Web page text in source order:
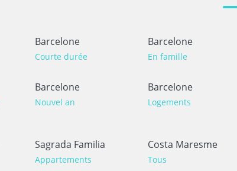
Barcelone
Courte durée
Barcelone
En famille
Barcelone
Nouvel an
Barcelone
Logements
Sagrada Familia
Appartements
Costa Maresme
Tous